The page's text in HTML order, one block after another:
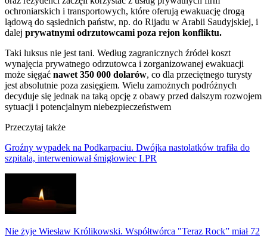
ochroniarskich i transportowych, które oferują ewakuację drogą
lądową do sąsiednich państw, np. do Rijadu w Arabii Saudyjskiej, i
dalej prywatnymi odrzutowcami poza rejon konfliktu.
Taki luksus nie jest tani. Według zagranicznych źródeł koszt
wynajęcia prywatnego odrzutowca i zorganizowanej ewakuacji
może sięgać nawet 350 000 dolarów, co dla przeciętnego turysty
jest absolutnie poza zasięgiem. Wielu zamożnych podróżnych
decyduje się jednak na taką opcję z obawy przed dalszym rozwojem
sytuacji i potencjalnym niebezpieczeństwem
Przeczytaj także
Groźny wypadek na Podkarpaciu. Dwójka nastolatków trafiła do
szpitala, interweniował śmigłowiec LPR
Nie żyje Wiesław Królikowski. Współtwórca "Teraz Rock” miał 72